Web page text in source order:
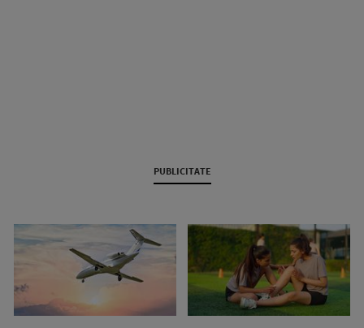
PUBLICITATE